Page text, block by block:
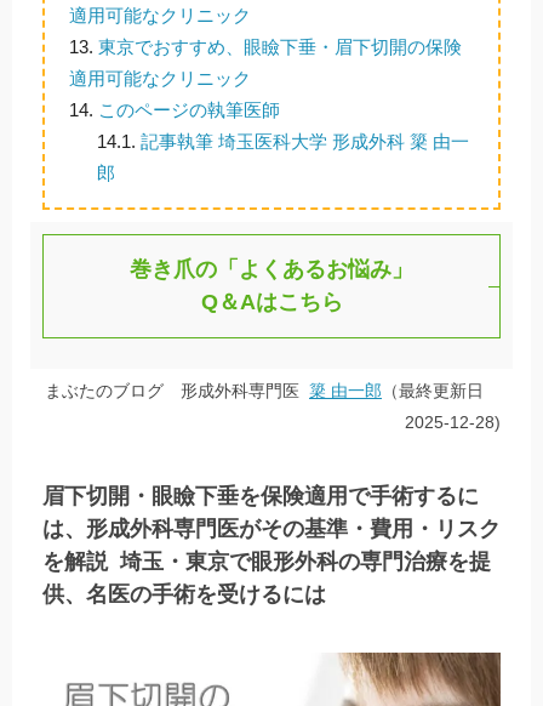
適用可能なクリニック
13. 東京でおすすめ、眼瞼下垂・眉下切開の保険
適用可能なクリニック
14. このページの執筆医師
14.1. 記事執筆 埼玉医科大学 形成外科 簗 由一
郎
巻き爪の「よくあるお悩み」
Q＆Aはこちら
まぶたのブログ 形成外科専門医 簗 由一郎 （最終更新日
2025-12-28)
眉下切開・眼瞼下垂を保険適用で手術するに
は、形成外科専門医がその基準・費用・リスク
を解説 埼玉・東京で眼形外科の専門治療を提
供、名医の手術を受けるには